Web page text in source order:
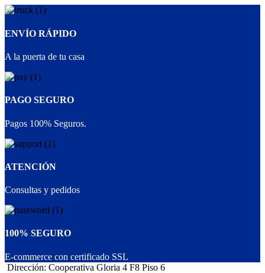
ENVÍO RÁPIDO
A la puerta de tu casa
PAGO SEGURO
Pagos 100% Seguros.
ATENCIÓN
Consultas y pedidos
100% SEGURO
E-commerce con certificado SSL
Dirección: Cooperativa Gloria 4 F8 Piso 6